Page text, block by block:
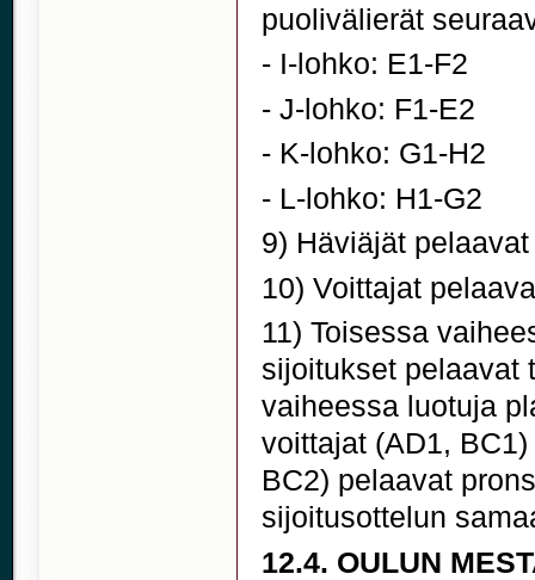
puolivälierät
- I-lohko: E1-F2
- J-lohko: F1-E2
- K-lohko: G1-H2
- L-lohko: H1-G2
9) Häviäjät
10) Voittajat
11) Toisessa
sijoitukset pelaavat
vaiheessa luotuja
voittajat (AD1,
BC2) pelaavat
sijoitusottelun
12.4. OULUN